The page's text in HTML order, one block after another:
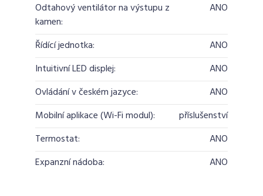
Odtahový ventilátor na výstupu z
kamen:
ANO
Řídící jednotka:
ANO
Intuitivní LED displej:
ANO
Ovládání v českém jazyce:
ANO
Mobilní aplikace (Wi-Fi modul):
příslušenství
Termostat:
ANO
Expanzní nádoba:
ANO